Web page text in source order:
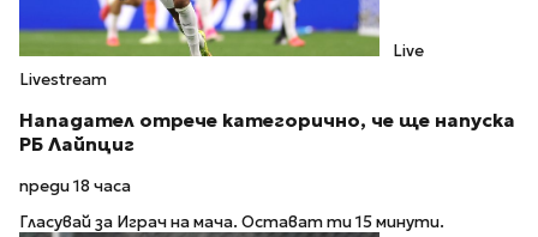
Live
Livestream
Нападател отрече категорично, че ще напуска
РБ Лайпциг
преди 18 часа
Гласувай за Играч на мача. Остават ти 15 минути.